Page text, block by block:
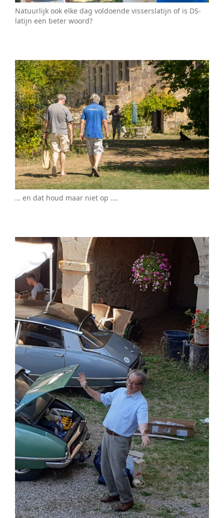
Natuurlijk ook elke dag voldoende visserslatijn of is DS-
latijn een beter woord?
… en dat houd maar niet op ….